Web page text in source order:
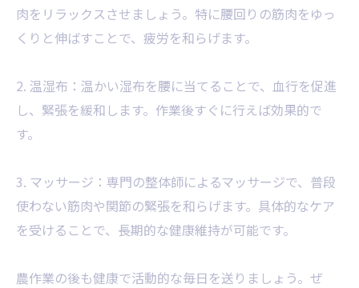
肉をリラックスさせましょう。特に腰回りの筋肉をゆっ
くりと伸ばすことで、疲労を和らげます。
2. 温湿布：温かい湿布を腰に当てることで、血行を促進
し、緊張を緩和します。作業後すぐに行えば効果的で
す。
3. マッサージ：専門の整体師によるマッサージで、普段
使わない筋肉や関節の緊張を和らげます。具体的なケア
を受けることで、長期的な健康維持が可能です。
農作業の後も健康で活動的な毎日を送りましょう。ぜ